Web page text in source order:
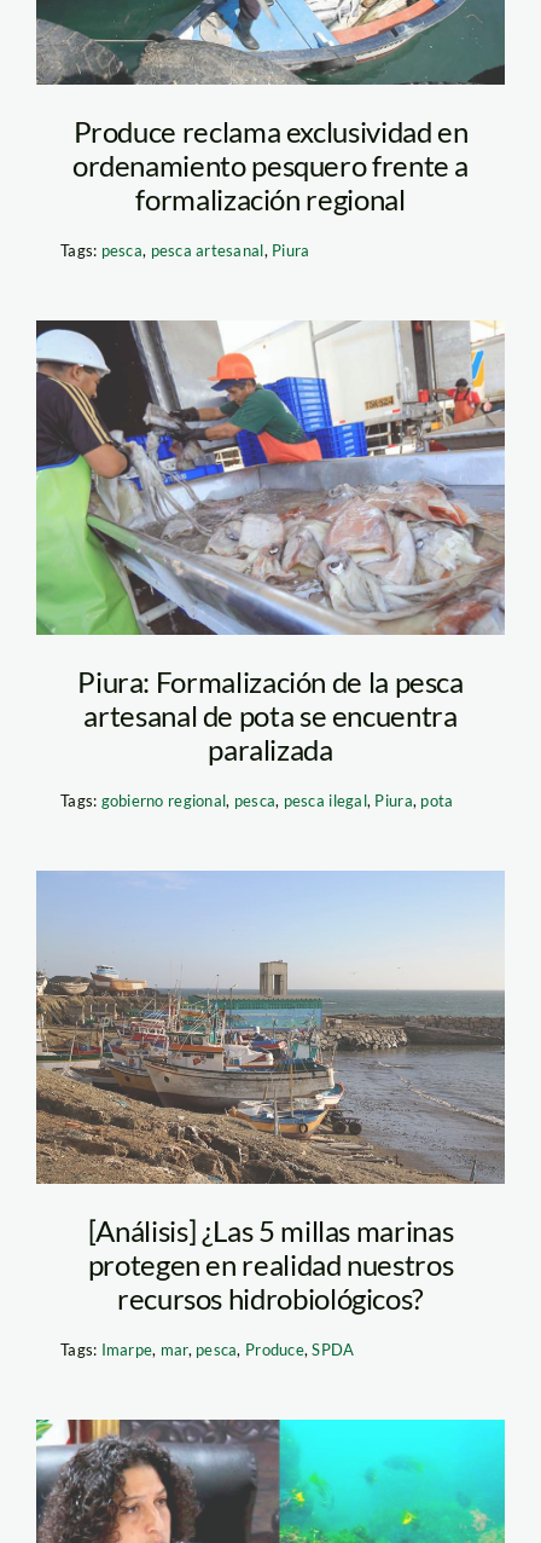
Produce reclama exclusividad en
ordenamiento pesquero frente a
formalización regional
Tags: pesca, pesca artesanal, Piura
pesca-pota—andina
Piura: Formalización de la pesca
artesanal de pota se encuentra
paralizada
Tags: gobierno regional, pesca, pesca ilegal, Piura, pota
pesca la islilla – spda
[Análisis] ¿Las 5 millas marinas
protegen en realidad nuestros
recursos hidrobiológicos?
Tags: Imarpe, mar, pesca, Produce,SPDA
fabiola-munoz-1—